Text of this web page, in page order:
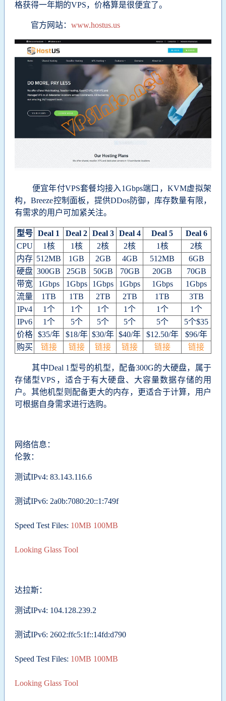
格获得一年期的VPS，价格算是很便宜了。
官方网站： www.hostus.us
便宜年付VPS套餐均接入1Gbps端口，KVM虚拟架
构，Breeze控制面板，提供DDos防御，库存数量有限，
有需求的用户可加紧关注。
型号 Deal 1 Deal 2 Deal 3 Deal 4 Deal 5
Deal 6
CPU
1核 1核 2核 2核 1核
2核
内存 512MB 1GB 2GB 4GB 512MB
6GB
硬盘 300GB 25GB 50GB 70GB 20GB
70GB
带宽
1Gbps 1Gbps 1Gbps 1Gbps 1Gbps
1Gbps
流量
1TB 1TB 2TB 2TB 1TB
3TB
IPv4
1个 1个 1个 1个 1个
1个
IPv6
1个 5个 5个 5个 5个
5个$35
价格
$35/年 $18/年 $30/年 $40/年 $12.50/年
$96/年
购买
链接 链接 链接 链接 链接 链接
其中Deal 1型号的机型，配备300G的大硬盘，属于
存储型VPS，适合于有大硬盘、大容量数据存储的用
户。其他机型则配备更大的内存，更适合于计算，用户
可根据自身需求进行选购。
网络信息：
伦敦：
测试IPv4: 83.143.116.6
测试IPv6: 2a0b:7080:20::1:749f
Speed Test Files: 10MB 100MB
Looking Glass Tool
达拉斯：
测试IPv4: 104.128.239.2
测试IPv6: 2602:ffc5:1f::14fd:d790
Speed Test Files: 10MB 100MB
Looking Glass Tool